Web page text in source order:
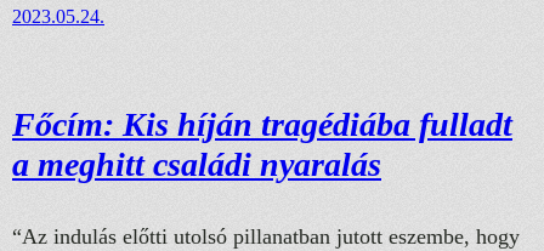
2023.05.24.
Főcím: Kis híján tragédiába fulladt
a meghitt családi nyaralás
“Az indulás előtti utolsó pillanatban jutott eszembe, hogy